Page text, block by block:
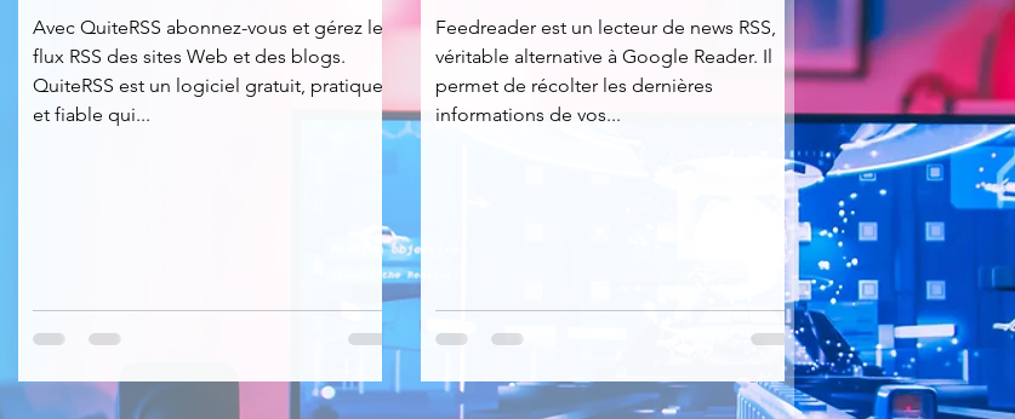
sociaux Sécurité Services en ligne
Avec QuiteRSS abonnez-vous et gérez les
flux RSS des sites Web et des blogs.
QuiteRSS est un logiciel gratuit, pratique
et fiable qui...
Feedreader est un lecteur de news RSS,
véritable alternative à Google Reader. Il
permet de récolter les dernières
informations de vos...